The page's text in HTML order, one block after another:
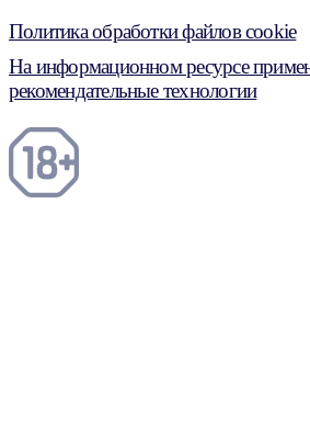
Политика обработки файлов cookie
На информационном ресурсе
рекомендательные технологии